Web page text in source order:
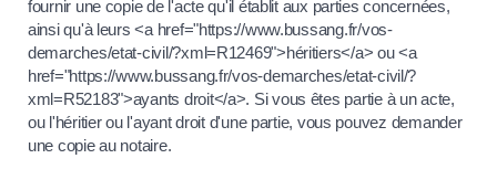
fournir une copie de l'acte qu'il établit aux parties concernées,
ainsi qu'à leurs <a href="https://www.bussang.fr/vos-
demarches/etat-civil/?xml=R12469">héritiers</a> ou <a
href="https://www.bussang.fr/vos-demarches/etat-civil/?
xml=R52183">ayants droit</a>. Si vous êtes partie à un acte,
ou l'héritier ou l'ayant droit d'une partie, vous pouvez demander
une copie au notaire.